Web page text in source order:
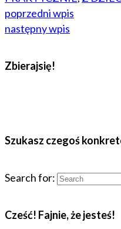
poprzedni wpis
następny wpis
Zbierajsię!
Szukasz czegoś
Search for:
Cześć! Fajnie, że jesteś!